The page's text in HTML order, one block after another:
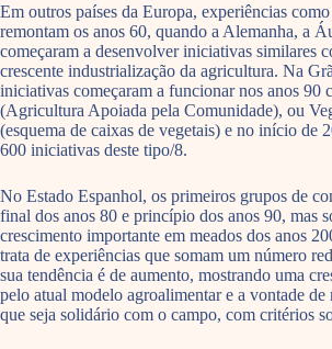
Em outros países da Europa, experiências
remontam os anos 60, quando a Alemanha, a
começaram a desenvolver iniciativas similares
crescente industrialização da agricultura. Na
iniciativas começaram a funcionar nos anos 90
(Agricultura Apoiada pela Comunidade), ou
(esquema de caixas de vegetais) e no início de
600 iniciativas deste tipo/8.
No Estado Espanhol, os primeiros grupos de
final dos anos 80 e princípio dos anos 90, mas
crescimento importante em meados dos anos
trata de experiências que somam um número
sua tendência é de aumento, mostrando uma
pelo atual modelo agroalimentar e a vontade
que seja solidário com o campo, com critérios